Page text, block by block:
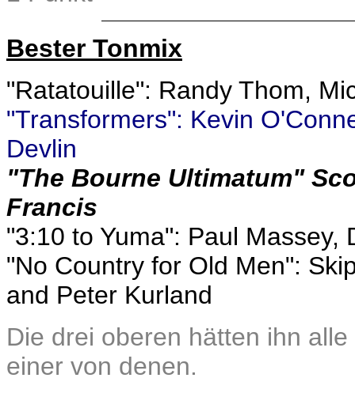
Bester Tonmix
"Ratatouille": Randy Thom,
"Transformers": Kevin
Devlin
"The Bourne Ultimatum"
Francis
"3:10 to Yuma": Paul
"No Country for Old Men":
and Peter Kurland
Die drei oberen hätten ihn
einer von denen.